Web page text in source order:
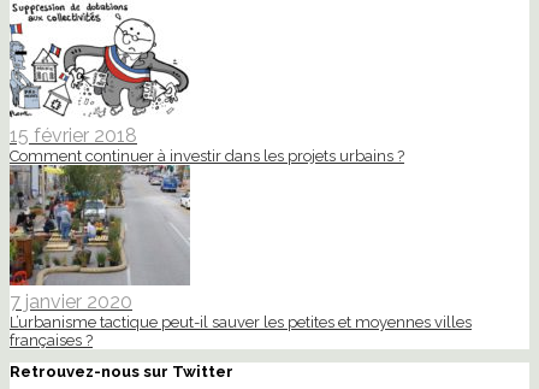
15 février 2018
Comment continuer à investir dans les projets urbains ?
7 janvier 2020
L’urbanisme tactique peut-il sauver les petites et moyennes villes
françaises ?
Retrouvez-nous sur Twitter